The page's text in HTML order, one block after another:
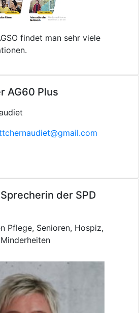
findet man sehr viele
AG60 Plus
der SPD
Pflege, Senioren, Hospiz,
Minderheiten